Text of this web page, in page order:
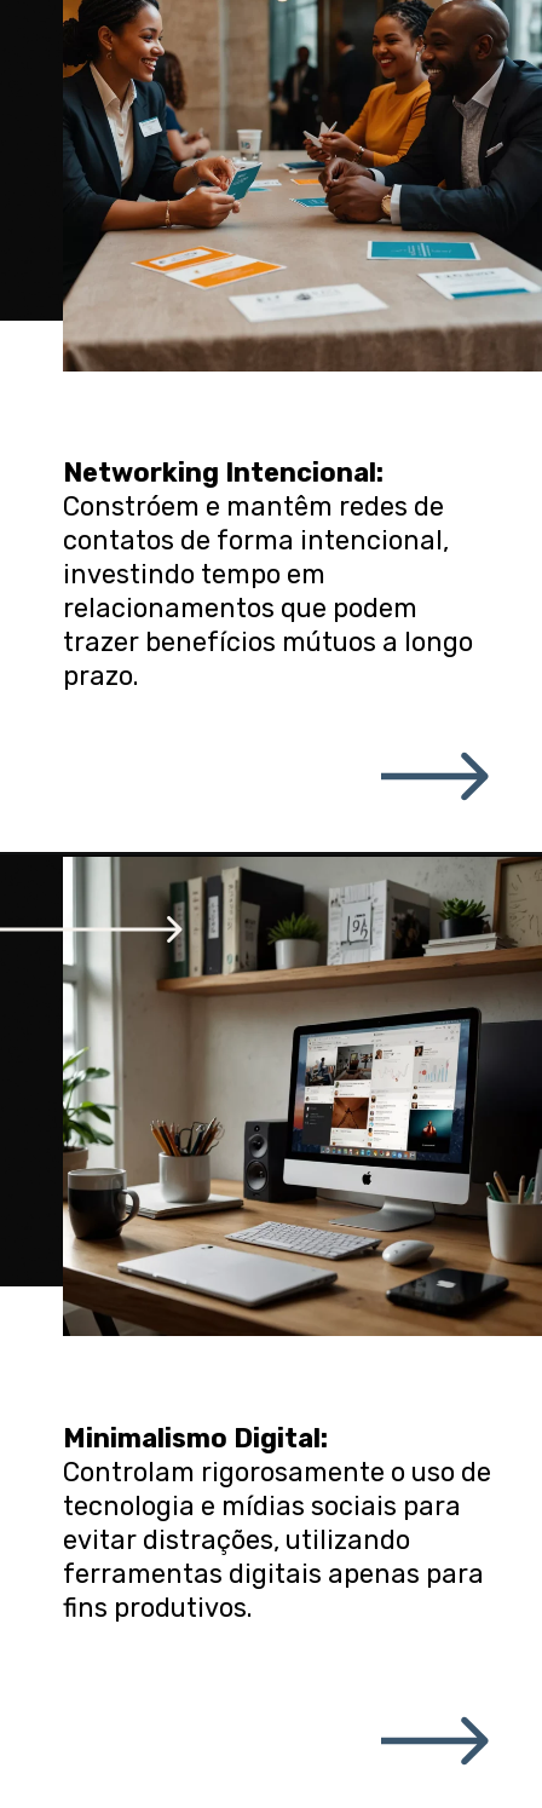
Networking Intencional:
Constróem e mantêm redes de
contatos de forma intencional,
investindo tempo em
relacionamentos que podem
trazer benefícios mútuos a longo
prazo.
Minimalismo Digital:
Controlam rigorosamente o uso de
tecnologia e mídias sociais para
evitar distrações, utilizando
ferramentas digitais apenas para
fins produtivos.